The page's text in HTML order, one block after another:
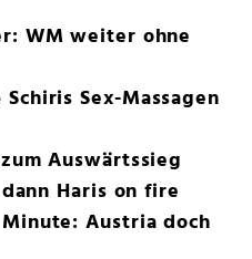
WM weiter ohne
Sex-Massagen
Auswärtssieg
Haris on fire
Austria doch